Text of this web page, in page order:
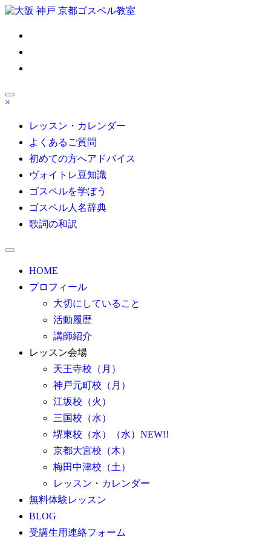
コ
キ
ゴスペル 大阪/京都/神戸/東京/名古屋/博多｜Satisfy My Soul
ッスン受付中！自分の声を好きになる
×
レッスン・カレンダー
よくあるご質問
初めての方へアドバイス
ヴォイトレ豆知識
ゴスペルを学ぼう
ゴスペル人名辞典
歌詞の和訳
HOME
プロフィール
大切にしていること
活動履歴
講師紹介
レッスン会場
天王寺校（月）
神戸元町校（月）
江坂校（火）
三国校（水）
堺東校（水）（水）NEW!!
京都大宮校（木）
梅田中津校（土）
レッスン・カレンダー
無料体験レッスン
BLOG
受講生用連絡フォーム